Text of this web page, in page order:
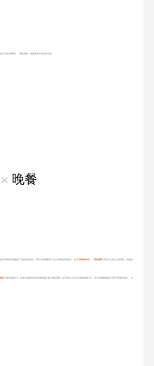
不退任何费用），载歌载舞，感受羌年丰收喜悦之情。
晚餐
艺术墙真正地重现了羌族历史变化，用艺术流派重现了羌中华民族历史悠久，游 【天神祭祀坛】、【西羌碉】 高耸于九皇山山顶高处，也是羌
场】 网红拍照打卡，走进云端观景台和天梯等看云卷云舒的美景，也可拍出人在云中游的超级大片，还可以体验免费云中秋千等游玩项目。 午